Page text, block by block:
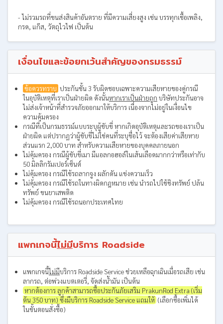
- ไม่รวมรถที่ขนส่งสินค้าอันตราย ที่มีความเสี่ยงสูง เช่น บรรทุกเชื้อเพลิง,
กรด, แก๊ส, วัตถุไวไฟ เป็นต้น
เงื่อนไขและข้อยกเว้นสำคัญของกรมธรรม์
ข้อควรทราบ ประกันชั้น 3 รับผิดชอบเฉพาะความเสียหายของคู่กรณี
ในอุบัติเหตุที่เราเป็นฝ่ายผิด ดังนั้นหากเราเป็นฝ่ายถูก บริษัทประกันอาจ
ไม่ส่งเจ้าหน้าที่สำรวจภัยออกมาให้บริการ เนื่องจากไม่อยู่ในเงื่อนไข
ความคุ้มครอง
กรณีที่เป็นกรมธรรม์แบบระบุผู้ขับขี่ หากเกิดอุบัติเหตุและรถของเราเป็น
ฝ่ายผิด แต่ปรากฏว่าผู้ขับขี่ไม่ใช่คนที่ระบุชื่อไว้ จะต้องเสียค่าเสียหาย
ส่วนแรก 2,000 บาท สำหรับความเสียหายของบุคคลภายนอก
ไม่คุ้มครอง กรณีผู้ขับขี่เมา มีแอลกอฮอล์ในเส้นเลือดมากกว่าหรือเท่ากับ
50 มิลลิกรัมเปอร์เซ็นต์
ไม่คุ้มครอง กรณีใช้รถลากจูง ผลักดัน แข่งความเร็ว
ไม่คุ้มครอง กรณีใช้รถในทางผิดกฎหมาย เช่น นำรถไปใช้ชิงทรัพย์ ปล้น
ทรัพย์ ขนยาเสพติด
ไม่คุ้มครอง กรณีใช้รถนอกประเทศไทย
แพกเกจนี้ไม่มีบริการ Roadside
แพกเกจนี้ไม่มีบริการ Roadside Service ช่วยเหลือฉุกเฉินเมื่อรถเสีย เช่น
ลากรถ, ต่อพ่วงแบตเตอรี่, จัดส่งน้ำมัน เป็นต้น
หากต้องการ ลูกค้าสามารถซื้อประกันภัยเสริม PrakunRod Extra (เริ่ม
ต้น 350 บาท) ซึ่งมีบริการ Roadside Service แถมให้ (เลือกซื้อเพิ่มได้
ในขั้นตอนสั่งซื้อ)